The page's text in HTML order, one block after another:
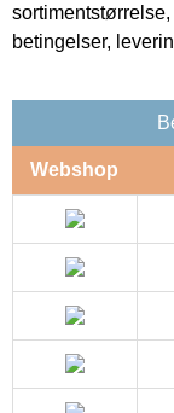
betingelser,
Webshop